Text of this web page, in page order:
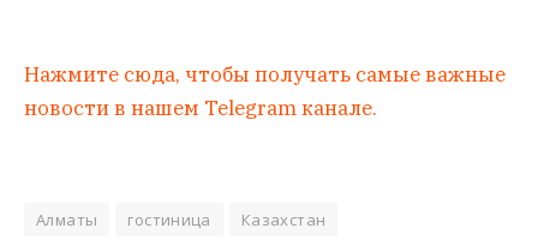
Нажмите сюда, чтобы получать самые важные
новости в нашем Telegram канале.
Алматы гостиница
Казахстан